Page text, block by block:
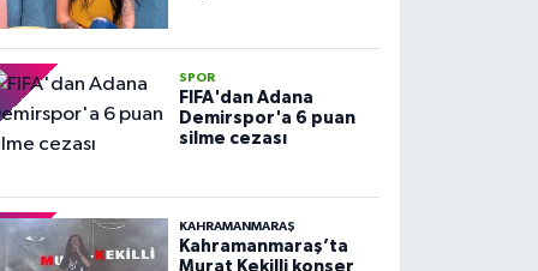
SPOR
FIFA'dan Adana
Demirspor'a 6 puan
silme cezası
KAHRAMANMARAŞ
Kahramanmaraş’ta
Murat Kekilli konser